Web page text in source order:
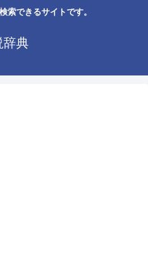
索できるサイトです。
辞典